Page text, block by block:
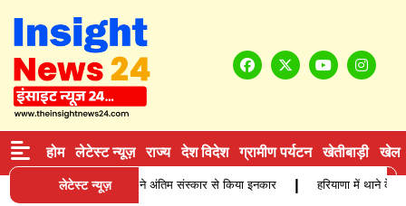
होम लेटेस्ट न्यूज़ राज्य देश विदेश ग्रामीण पर्यटन खेतीबाड़ी खेल
लेटेस्ट न्यूज़
कारोबारी की मौत, बेटियों ने अंतिम संस्कार से किया इनकार हरियाणा में थाने के